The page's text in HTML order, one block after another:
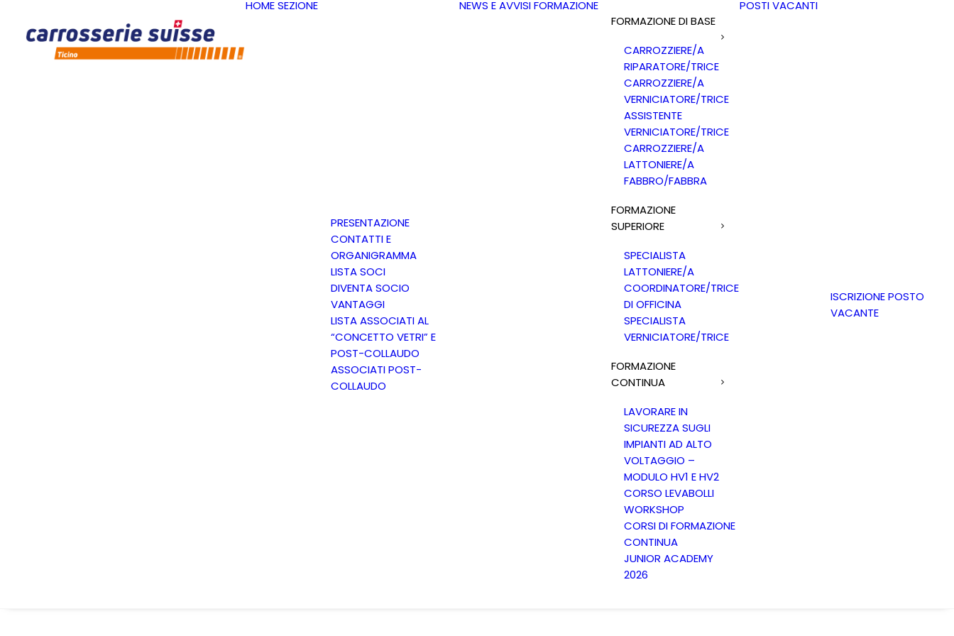
HOMESEZIONE
PRESENTAZIONE
CONTATTI E
ORGANIGRAMMA
LISTA SOCI
DIVENTA SOCIO
VANTAGGI
LISTA ASSOCIATI AL
“CONCETTO VETRI” E
POST-COLLAUDO
ASSOCIATI POST-
COLLAUDO
NEWS E AVVISIFORMAZIONE
FORMAZIONE DI BASE
CARROZZIERE/A
RIPARATORE/TRICE
CARROZZIERE/A
VERNICIATORE/TRICE
ASSISTENTE
VERNICIATORE/TRICE
CARROZZIERE/A
LATTONIERE/A
FABBRO/FABBRA
FORMAZIONE
SUPERIORE
SPECIALISTA
LATTONIERE/A
COORDINATORE/TRICE
DI OFFICINA
SPECIALISTA
VERNICIATORE/TRICE
FORMAZIONE
CONTINUA
LAVORARE IN
SICUREZZA SUGLI
IMPIANTI AD ALTO
VOLTAGGIO –
MODULO HV1 E HV2
CORSO LEVABOLLI
WORKSHOP
CORSI DI FORMAZIONE
CONTINUA
JUNIOR ACADEMY
2026
POSTI VACANTI
ISCRIZIONE POSTO
VACANTE